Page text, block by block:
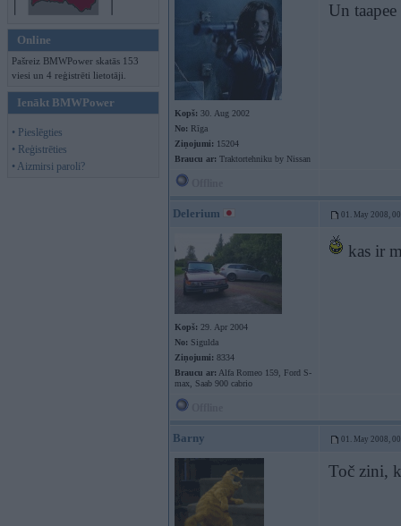
Online
Pašreiz BMWPower skatās 153
viesi un 4 reģistrēti lietotāji.
Ienākt BMWPower
• Pieslēgties
• Reģistrēties
• Aizmirsi paroli?
Kopš: 30. Aug 2002
No: Rīga
Ziņojumi: 15204
Braucu ar: Traktortehniku by Nissan
Un
Delerium 01. May 2008,
Kopš: 29. Apr 2004
No: Sigulda
Ziņojumi: 8334
Braucu ar: Alfa Romeo 159, Ford S-
max, Saab 900 cabrio
kas ir
Barny 01. May 2008,
Toč zini,